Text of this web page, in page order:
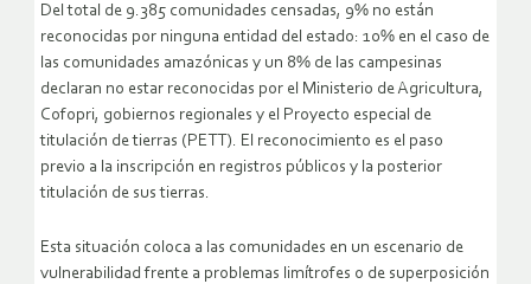
Del total de 9.385 comunidades censadas, 9% no están
reconocidas por ninguna entidad del estado: 10% en el caso de
las comunidades amazónicas y un 8% de las campesinas
declaran no estar reconocidas por el Ministerio de Agricultura,
Cofopri, gobiernos regionales y el Proyecto especial de
titulación de tierras (PETT). El reconocimiento es el paso
previo a la inscripción en registros públicos y la posterior
titulación de sus tierras.
Esta situación coloca a las comunidades en un escenario de
vulnerabilidad frente a problemas limítrofes o de superposición